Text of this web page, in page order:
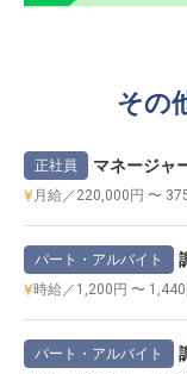
その
正社員 マネージャ
月給／220,000円 〜
パート・アルバイト
時給／1,200円 〜 1,440
パート・アルバイト